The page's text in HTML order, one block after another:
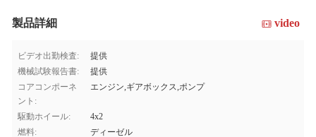
製品詳細 video
ビデオ出勤検査:
提供
機械試験報告書:
提供
コアコンポーネ
ント:
エンジン,ギアボックス,ポンプ
駆動ホイール:
4x2
燃料:
ディーゼル